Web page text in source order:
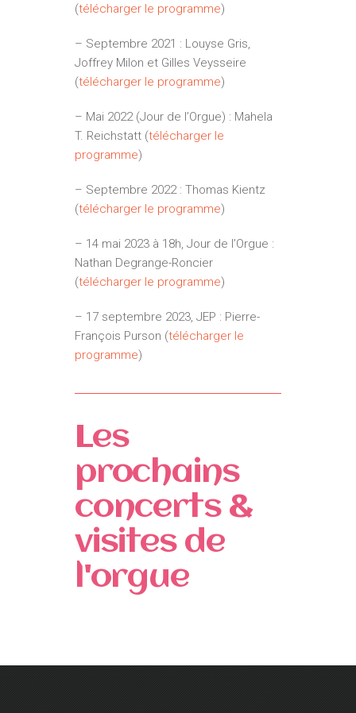
(télécharger le programme)
– Septembre 2021 : Louyse Gris,
Joffrey Milon et Gilles Veysseire
(télécharger le programme)
– Mai 2022 (Jour de l’Orgue) : Mahela
T. Reichstatt (télécharger le
programme)
– Septembre 2022 : Thomas Kientz
(télécharger le programme)
– 14 mai 2023 à 18h, Jour de l’Orgue :
Nathan Degrange-Roncier
(télécharger le programme)
– 17 septembre 2023, JEP : Pierre-
François Purson (télécharger le
programme)
Les
prochains
concerts &
visites de
l'orgue